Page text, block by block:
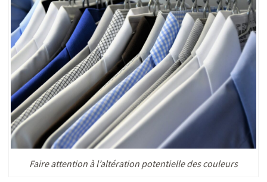
Faire attention à l’altération potentielle des couleurs